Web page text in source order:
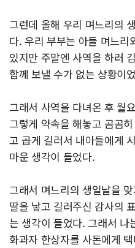
그런데 올해 우리 며느리의
다. 우리 부부는 아들 며느리
있지만 주말엔 사역을 하러
함께 보낼 수가 없는 상황이
그래서 사역을 다녀온 후 월
그렇게 약속을 해놓고 곰곰
고 곱게 길러서 내아들에게
마운 생각이 들었다.
그래서 며느리의 생일날을
딸을 낳고 길러주신 감사의
는 생각이 들었다. 그래서 나
화과자 한상자를 사돈에게